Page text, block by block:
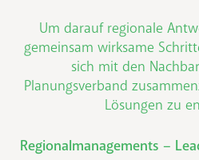
Um darauf regionale
gemeinsam wirksame
sich mit den
Planungsverband
Lösungen zu
Regionalmanagements –